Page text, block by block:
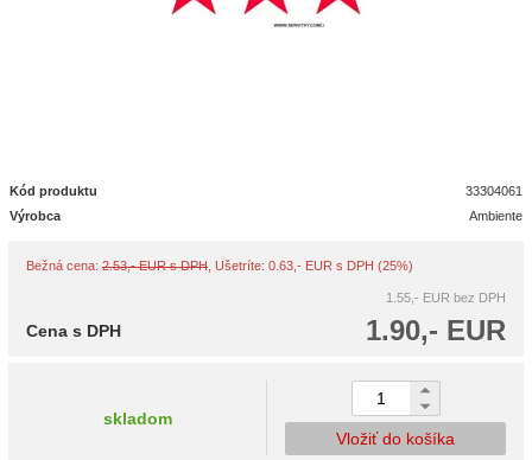
Kód produktu
33304061
Výrobca
Ambiente
Bežná cena: 2.53,- EUR s DPH , Ušetríte: 0.63,- EUR s DPH (25%)
1.55,- EUR bez DPH
1.90,- EUR
Cena s DPH
skladom
Vložiť do košíka